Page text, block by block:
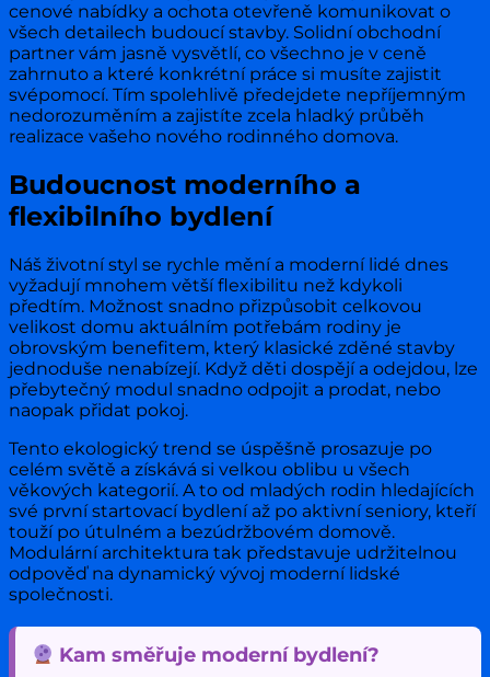
cenové nabídky a ochota otevřeně komunikovat o
všech detailech budoucí stavby. Solidní obchodní
partner vám jasně vysvětlí, co všechno je v ceně
zahrnuto a které konkrétní práce si musíte zajistit
svépomocí. Tím spolehlivě předejdete nepříjemným
nedorozuměním a zajistíte zcela hladký průběh
realizace vašeho nového rodinného domova.
Budoucnost moderního a
flexibilního bydlení
Náš životní styl se rychle mění a moderní lidé dnes
vyžadují mnohem větší flexibilitu než kdykoli
předtím. Možnost snadno přizpůsobit celkovou
velikost domu aktuálním potřebám rodiny je
obrovským benefitem, který klasické zděné stavby
jednoduše nenabízejí. Když děti dospějí a odejdou, lze
přebytečný modul snadno odpojit a prodat, nebo
naopak přidat pokoj.
Tento ekologický trend se úspěšně prosazuje po
celém světě a získává si velkou oblibu u všech
věkových kategorií. A to od mladých rodin hledajících
své první startovací bydlení až po aktivní seniory, kteří
touží po útulném a bezúdržbovém domově.
Modulární architektura tak představuje udržitelnou
odpověď na dynamický vývoj moderní lidské
společnosti.
Kam směřuje moderní bydlení?